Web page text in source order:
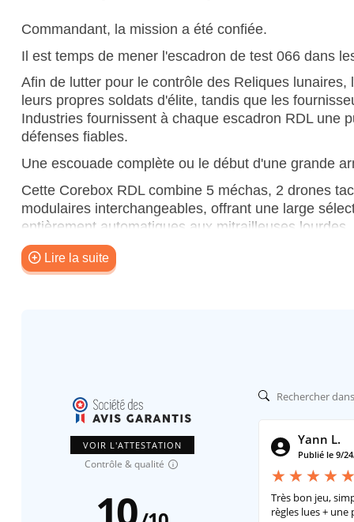
Commandant, la mission a été confiée.
Il est temps de mener l'escadron de test 066 dans
Afin de lutter pour le contrôle des Reliques
leurs propres soldats d'élite, tandis que les
Industries fournissent à chaque escadron RDL une
défenses fiables.
Une escouade complète ou le début d'une grande
Cette Corebox RDL combine 5 méchas, 2 drones
modulaires interchangeables, offrant une large
entièrement automatiques aux mitrailleuses
de noyaux auxiliaires qui peuvent donner à votre
Utilisez-les pour équiper vos escouades de combat
tactiques !
Des combats rapides sur table avec un système de
Règles (en Anglais) :cliquez ici
Lire la suite
VOIR L'ATTESTATION
Contrôle & qualité
Yann L.
Publié le 9/
Très bon jeu,
règles lues + une